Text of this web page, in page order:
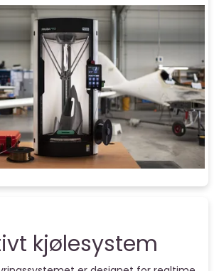
kjølesystem